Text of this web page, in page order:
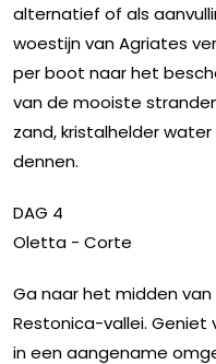
alternatief of als
woestijn van Agriates
per boot naar het
van de mooiste
zand, kristalhelder
dennen.
DAG 4
Oletta - Corte
Ga naar het midden
Restonica-vallei. Geniet
in een aangename